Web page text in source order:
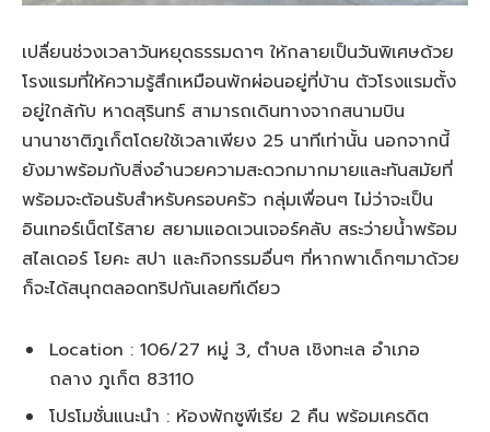
เปลื่ยนช่วงเวลาวันหยุดธรรมดาๆ ให้กลายเป็นวันพิเศษด้วย
โรงแรมที่ให้ความรู้สึกเหมือนพักผ่อนอยู่ที่บ้าน ตัวโรงแรมตั้ง
อยู่ใกล้กับ หาดสุรินทร์ สามารถเดินทางจากสนามบิน
นานาชาติภูเก็ตโดยใช้เวลาเพียง 25 นาทีเท่านั้น นอกจากนี้
ยังมาพร้อมกับสิ่งอำนวยความสะดวกมากมายและทันสมัยที่
พร้อมจะต้อนรับสำหรับครอบครัว กลุ่มเพื่อนๆ ไม่ว่าจะเป็น
อินเทอร์เน็ตไร้สาย สยามแอดเวนเจอร์คลับ สระว่ายน้ําพร้อม
สไลเดอร์ โยคะ สปา และกิจกรรมอื่นๆ ที่หากพาเด็กๆมาด้วย
ก็จะได้สนุกตลอดทริปกันเลยทีเดียว
Location : 106/27 หมู่ 3, ตำบล เชิงทะเล อำเภอ
ถลาง ภูเก็ต 83110
โปรโมชั่นแนะนำ : ห้องพักซูพีเรีย 2 คืน พร้อมเครดิต